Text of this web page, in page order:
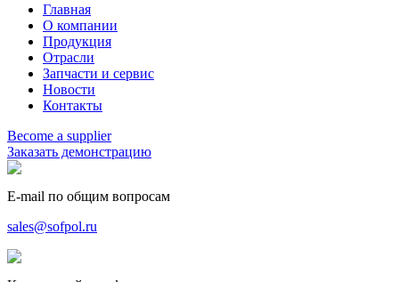
Главная
О компании
Продукция
Отрасли
Запчасти и сервис
Новости
Контакты
Become a supplier
Заказать демонстрацию
E-mail по общим вопросам
sales@sofpol.ru